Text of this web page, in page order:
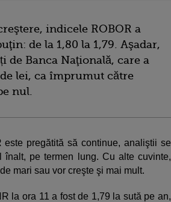
indicele ROBOR a
de la 1,80 la 1,79. Aşadar,
Banca Naţională, care a
lei, ca împrumut către
nul.
pregătită să continue, analiştii se
pe termen lung. Cu alte cuvinte,
mari sau vor creşte şi mai mult.
la ora 11 a fost de 1,79 la sută pe an,